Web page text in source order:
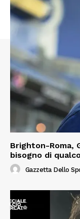
Brighton-Roma,
bisogno di
Gazzetta Dello